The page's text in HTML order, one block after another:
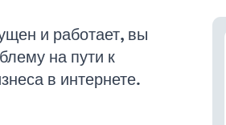
и работает, вы
на пути к
в интернете.